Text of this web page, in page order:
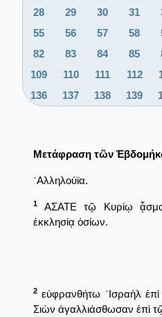
28
29 30 31
55
56 57 58
82
83 84 85
109
110 111 112
136
137 138 139
Μετάφραση τῶν
᾿Αλληλούϊα.
1
ΑΣΑΤΕ τῷ Κυρίῳ ᾆσμα
ἐκκλησίᾳ ὁσίων.
2 εὐφρανθήτω ᾿Ισραὴλ ἐπὶ
Σιὼν ἀγαλλιάσθωσαν ἐπὶ